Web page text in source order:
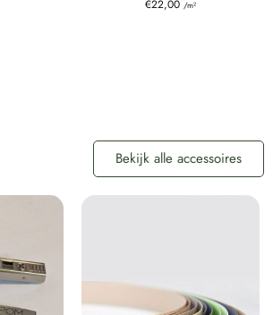
€22,00 /m²
Bekijk alle accessoires